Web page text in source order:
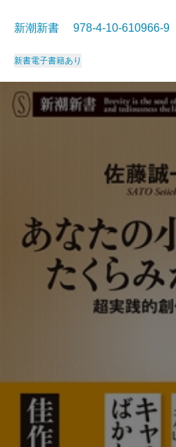
新潮新書 978-4-10-610966-
新書電子書籍あり